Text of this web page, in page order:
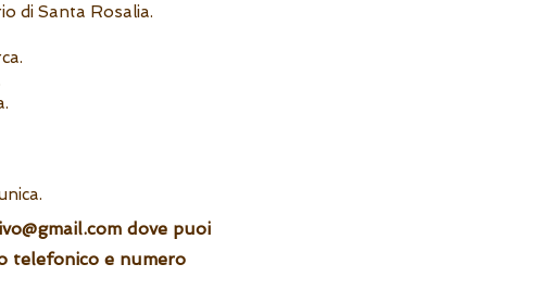
di Santa Rosalia.
dove puoi
telefonico e numero